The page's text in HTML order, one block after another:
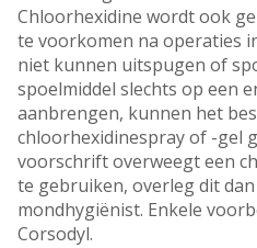
Chloorhexidine wordt ook
te voorkomen na operaties
niet kunnen uitspugen of
spoelmiddel slechts op een
aanbrengen, kunnen het
chloorhexidinespray of -gel
voorschrift overweegt een
te gebruiken, overleg dit
mondhygiënist. Enkele
Corsodyl.